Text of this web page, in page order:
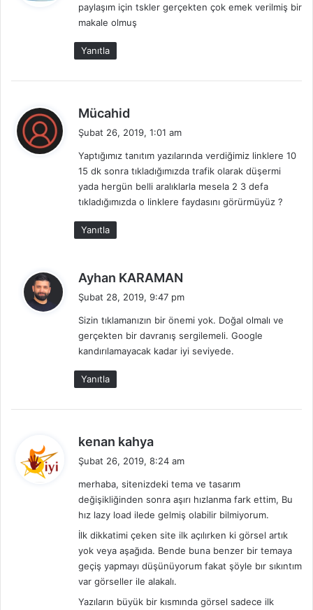
i
k
i
:
paylaşım için tskler gerçekten çok emek verilmiş bir
makale olmuş
Yanıtla
Mücahid
i
k
i
:
Şubat 26, 2019, 1:01 am
Yaptığımız tanıtım yazılarında verdiğimiz linklere 10
15 dk sonra tıkladığımızda trafik olarak düşermi
yada hergün belli aralıklarla mesela 2 3 defa
tıkladığımızda o linklere faydasını görürmüyüz ?
Yanıtla
Ayhan KARAMAN
i
k
i
Şubat 28, 2019, 9:47 pm
Sizin tıklamanızın bir önemi yok. Doğal olmalı ve
gerçekten bir davranış sergilemeli. Google
kandırılamayacak kadar iyi seviyede.
Yanıtla
kenan kahya
i
k
i
:
Şubat 26, 2019, 8:24 am
merhaba, sitenizdeki tema ve tasarım
değişikliğinden sonra aşırı hızlanma fark ettim, Bu
hız lazy load ilede gelmiş olabilir bilmiyorum.
İlk dikkatimi çeken site ilk açılırken ki görsel artık
yok veya aşağıda. Bende buna benzer bir temaya
geçiş yapmayı düşünüyorum fakat şöyle bır sıkıntım
var görseller ile alakalı.
Yazıların büyük bir kısmında görsel sadece ilk